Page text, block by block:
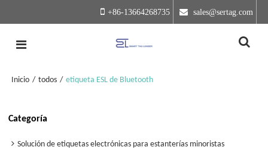
+86-13664268735 sales@sertag.com
Inicio / todos / etiqueta ESL de Bluetooth
Categoría
Solución de etiquetas electrónicas para estanterías minoristas